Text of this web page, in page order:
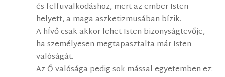
és felfuvalkodáshoz, mert az ember Isten
helyett, a maga aszketizmusában bÍzik.
A hÍvő csak akkor lehet Isten bizonyságtevője,
ha személyesen megtapasztalta már Isten
valóságát.
Az Ő valósága pedig sok mással egyetemben ez: